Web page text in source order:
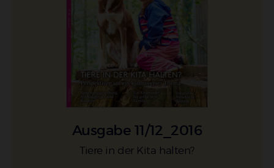
Ausgabe 11/12_2016
:
Tiere in der Kita halten?